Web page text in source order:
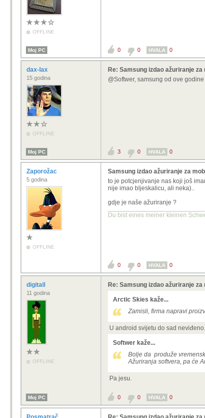
OFFLINE
Moj PC 0 0 HVALA 0
dax-lax
15 godina
OFFLINE
Re: Samsung izdao ažuriranje
@Softwer, samsung od ove
Moj PC 3 0 HVALA 0
Zaporožac
5 godina
OFFLINE
Samsung izdao ažuriranje za
to je potcjenjivanje nas koji još
nije imao bljeskalicu, ali neka)..
gdje je naše ažuriranje ?
Du bist eines meiner kleinen
0 0 HVALA 0
digitall
11 godina
OFFLINE
Re: Samsung izdao ažuriranje
Arctic Skies kaže...
Zamisli, firma napravi
U android svijetu do sad neviđeno.
Softwer kaže...
Bolje da produže
Ažuriranja softvera, pa će
Pa jesu.
Moj PC 0 0 HVALA 0